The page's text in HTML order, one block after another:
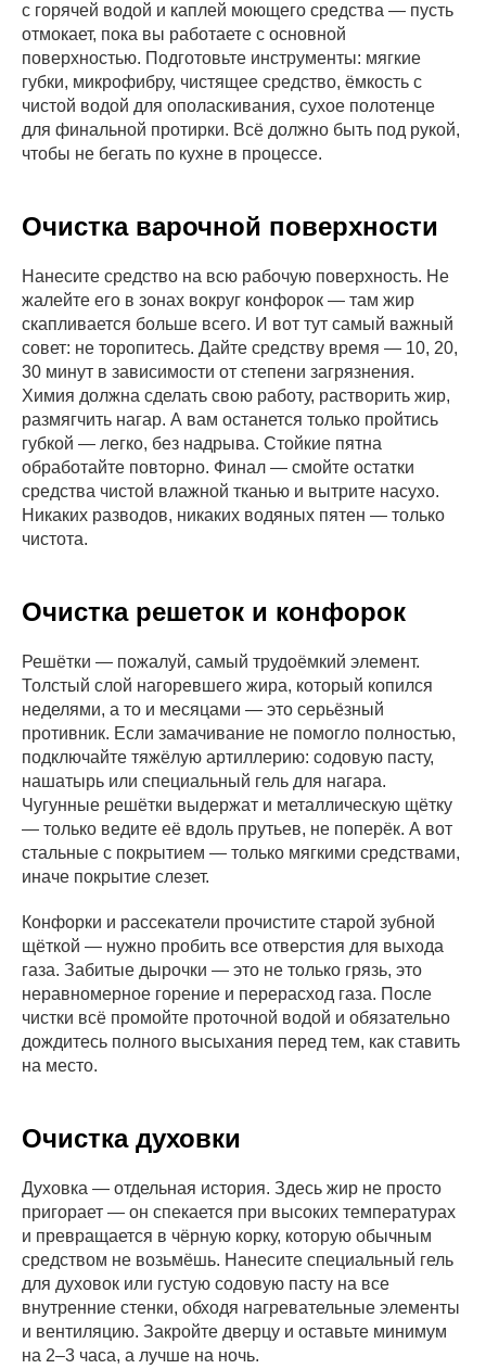
с горячей водой и каплей моющего средства — пусть
отмокает, пока вы работаете с основной
поверхностью. Подготовьте инструменты: мягкие
губки, микрофибру, чистящее средство, ёмкость с
чистой водой для ополаскивания, сухое полотенце
для финальной протирки. Всё должно быть под рукой,
чтобы не бегать по кухне в процессе.
Очистка варочной поверхности
Нанесите средство на всю рабочую поверхность. Не
жалейте его в зонах вокруг конфорок — там жир
скапливается больше всего. И вот тут самый важный
совет: не торопитесь. Дайте средству время — 10, 20,
30 минут в зависимости от степени загрязнения.
Химия должна сделать свою работу, растворить жир,
размягчить нагар. А вам останется только пройтись
губкой — легко, без надрыва. Стойкие пятна
обработайте повторно. Финал — смойте остатки
средства чистой влажной тканью и вытрите насухо.
Никаких разводов, никаких водяных пятен — только
чистота.
Очистка решеток и конфорок
Решётки — пожалуй, самый трудоёмкий элемент.
Толстый слой нагоревшего жира, который копился
неделями, а то и месяцами — это серьёзный
противник. Если замачивание не помогло полностью,
подключайте тяжёлую артиллерию: содовую пасту,
нашатырь или специальный гель для нагара.
Чугунные решётки выдержат и металлическую щётку
— только ведите её вдоль прутьев, не поперёк. А вот
стальные с покрытием — только мягкими средствами,
иначе покрытие слезет.
Конфорки и рассекатели прочистите старой зубной
щёткой — нужно пробить все отверстия для выхода
газа. Забитые дырочки — это не только грязь, это
неравномерное горение и перерасход газа. После
чистки всё промойте проточной водой и обязательно
дождитесь полного высыхания перед тем, как ставить
на место.
Очистка духовки
Духовка — отдельная история. Здесь жир не просто
пригорает — он спекается при высоких температурах
и превращается в чёрную корку, которую обычным
средством не возьмёшь. Нанесите специальный гель
для духовок или густую содовую пасту на все
внутренние стенки, обходя нагревательные элементы
и вентиляцию. Закройте дверцу и оставьте минимум
на 2–3 часа, а лучше на ночь.